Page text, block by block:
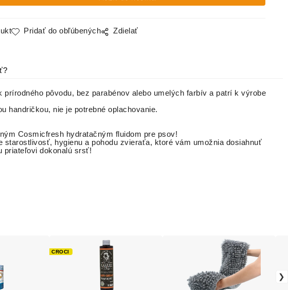
Pridať do obľúbených Zdielať
pôvodu, bez parabénov alebo umelých farbív a patrí k výrobe
handričkou, nie je potrebné oplachovanie.
Cosmicfresh hydratačným fluidom pre psov!
starostlivosť, hygienu a pohodu zvieraťa, ktoré vám umožnia dosiahnuť
priateľovi dokonalú srsť!
CROCI